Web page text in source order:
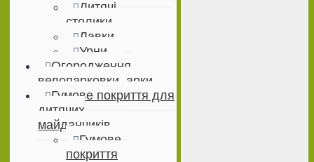
Дитячі
столики
Лавки
Урни
Огородження,
велопарковки, арки
Гумове покриття для
дитячих
майданчиків
Гумове
покриття